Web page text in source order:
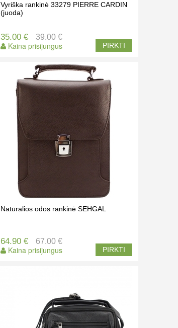
Vyriška rankinė 33279 PIERRE CARDIN
(juoda)
35.00 €
Kaina prisijungus
39.00 €
PIRKTI
Natūralios odos rankinė SEHGAL
64.90 €
Kaina prisijungus
67.00 €
PIRKTI